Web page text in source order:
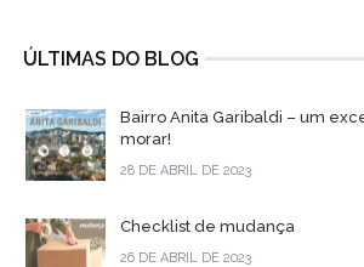
ÚLTIMAS DO BLOG
Bairro Anita Garibaldi – um
morar!
28 DE ABRIL DE 2023
Checklist de mudança
26 DE ABRIL DE 2023